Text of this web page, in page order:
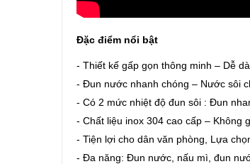
Đặc điểm nổi bật
- Thiết kế gấp gọn thông minh – Dễ
- Đun nước nhanh chóng – Nước sôi
- Có 2 mức nhiệt độ đun sôi : Đun
- Chất liệu inox 304 cao cấp – Không
- Tiện lợi cho dân văn phòng, Lựa
- Đa năng: Đun nước, nấu mì, đun